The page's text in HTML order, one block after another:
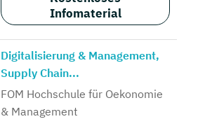
Infomaterial
Digitalisierung & Management,
Supply Chain...
FOM Hochschule für Oekonomie
& Management